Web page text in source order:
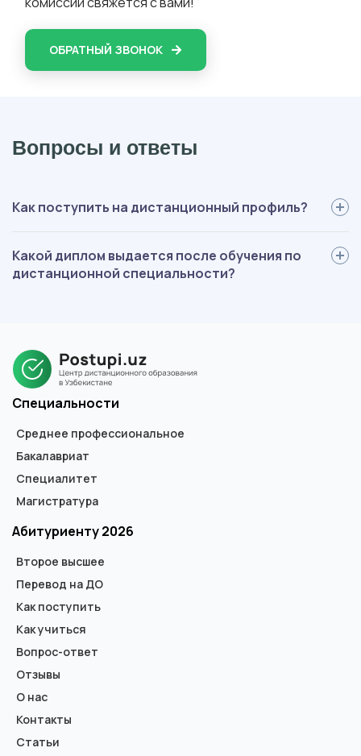
ОБРАТНЫЙ ЗВОНОК
Вопросы и ответы
Как поступить на дистанционный профиль?
Для поступления вам нужно: определиться со специальностью,
выслать нам документы, пройти вступительные испытания,
Какой диплом выдается после обучения по
дистанционной специальности?
магистра. В дипломе не указывается форма обучения.
Специальности
Среднее профессиональное
Бакалавриат
Специалитет
Магистратура
Абитуриенту 2026
Второе высшее
Перевод на ДО
Как поступить
Как учиться
Вопрос-ответ
Отзывы
О нас
Контакты
Статьи